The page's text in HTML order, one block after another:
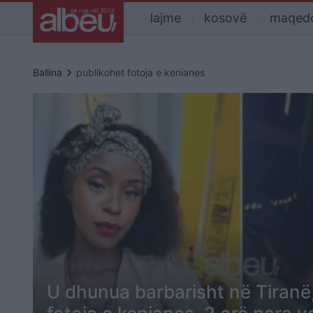
lajme kosovë
Ballina keyboard_arrow_right publikohet fotoja e kenianes
U dhunua barbarisht në